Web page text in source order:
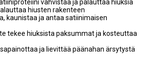
vahvistaa ja palauttaa hiuksia
hiusten rakenteen
kaunistaa ja antaa satiinimaisen
tekee hiuksista paksummat ja kosteuttaa
ja lievittää päänahan ärsytystä